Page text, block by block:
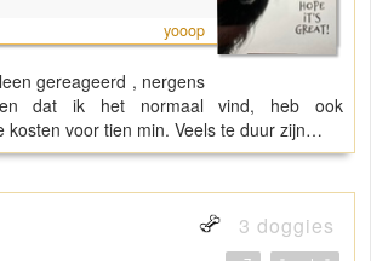
yooop
gereageerd , nergens
dat ik het normaal vind, heb ook
kosten voor tien min. Veels te duur zijn…
3 doggies